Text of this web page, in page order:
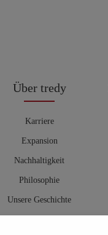
Über tredy
Karriere
Expansion
Nachhaltigkeit
Philosophie
Unsere Geschichte